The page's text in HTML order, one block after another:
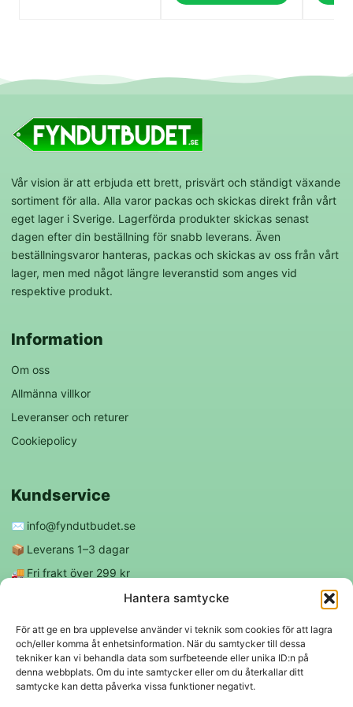
Hantera samtycke
För att ge en bra upplevelse använder vi teknik som cookies för att lagra
och/eller komma åt enhetsinformation. När du samtycker till dessa
tekniker kan vi behandla data som surfbeteende eller unika ID:n på
denna webbplats. Om du inte samtycker eller om du återkallar ditt
samtycke kan detta påverka vissa funktioner negativt.
Vår vision är att erbjuda ett brett, prisvärt och ständigt växande
sortiment för alla. Alla varor packas och skickas direkt från vårt
eget lager i Sverige. Lagerförda produkter skickas senast
dagen efter din beställning för snabb leverans. Även
beställningsvaror hanteras, packas och skickas av oss från vårt
lager, men med något längre leveranstid som anges vid
respektive produkt.
Information
Om oss
Allmänna villkor
Leveranser och returer
Cookiepolicy
Kundservice
✉️ info@fyndutbudet.se
📦 Leverans 1–3 dagar
🚚 Fri frakt över 299 kr
Följ oss
f ◎